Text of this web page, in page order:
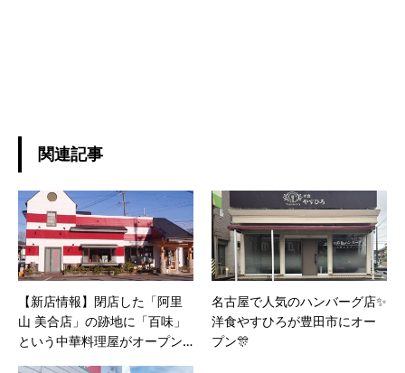
関連記事
【新店情報】閉店した「阿里
山 美合店」の跡地に「百味」
という中華料理屋がオープン
名古屋で人気のハンバーグ店✨
洋食やすひろが豊田市にオー
プン🎊